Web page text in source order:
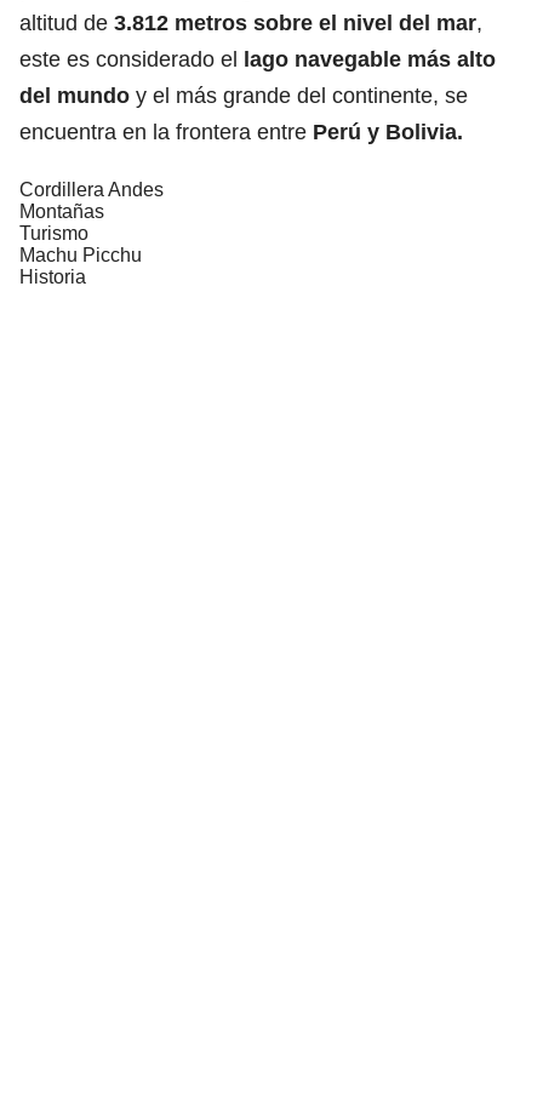
altitud de 3.812 metros sobre el nivel del mar,
este es considerado el lago navegable más alto
del mundo y el más grande del continente, se
encuentra en la frontera entre Perú y Bolivia.
Cordillera Andes
Montañas
Turismo
Machu Picchu
Historia